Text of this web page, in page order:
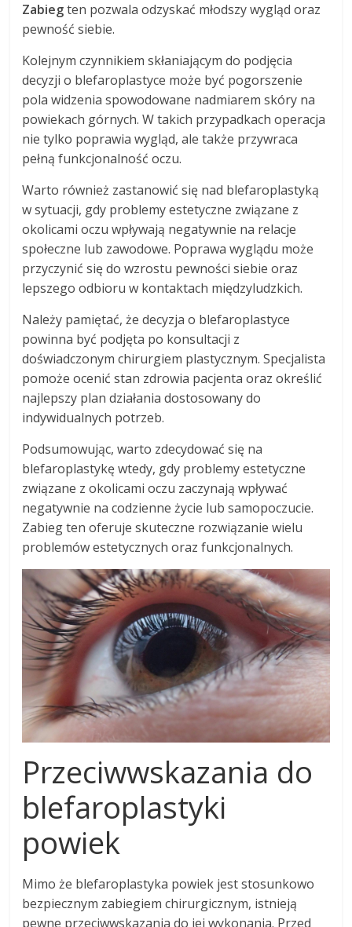
Zabiegten pozwala odzyskać młodszy wygląd oraz
pewność siebie.
Kolejnym czynnikiem skłaniającym do podjęcia
decyzji o blefaroplastyce może być pogorszenie
pola widzenia spowodowane nadmiarem skóry na
powiekach górnych. W takich przypadkach operacja
nie tylko poprawia wygląd, ale także przywraca
pełną funkcjonalność oczu.
Warto również zastanowić się nad blefaroplastyką
w sytuacji, gdy problemy estetyczne związane z
okolicami oczu wpływają negatywnie na relacje
społeczne lub zawodowe. Poprawa wyglądu może
przyczynić się do wzrostu pewności siebie oraz
lepszego odbioru w kontaktach międzyludzkich.
Należy pamiętać, że decyzja o blefaroplastyce
powinna być podjęta po konsultacji z
doświadczonym chirurgiem plastycznym. Specjalista
pomoże ocenić stan zdrowia pacjenta oraz określić
najlepszy plan działania dostosowany do
indywidualnych potrzeb.
Podsumowując, warto zdecydować się na
blefaroplastykę wtedy, gdy problemy estetyczne
związane z okolicami oczu zaczynają wpływać
negatywnie na codzienne życie lub samopoczucie.
Zabieg ten oferuje skuteczne rozwiązanie wielu
problemów estetycznych oraz funkcjonalnych.
Przeciwwskazania do
blefaroplastyki
powiek
Mimo że blefaroplastyka powiek jest stosunkowo
bezpiecznym zabiegiem chirurgicznym, istnieją
pewne przeciwwskazania do jej wykonania. Przed